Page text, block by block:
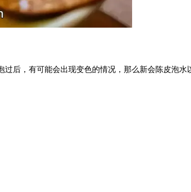
后，有可能会出现变色的情况，那么新会陈皮泡水